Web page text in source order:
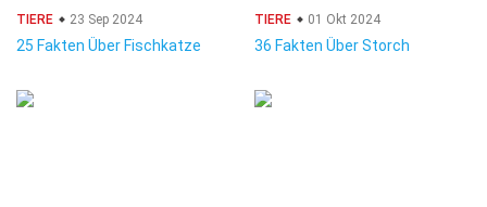
TIERE 23 Sep 2024
25 Fakten Über Fischkatze
TIERE 01 Okt 2024
36 Fakten Über Storch